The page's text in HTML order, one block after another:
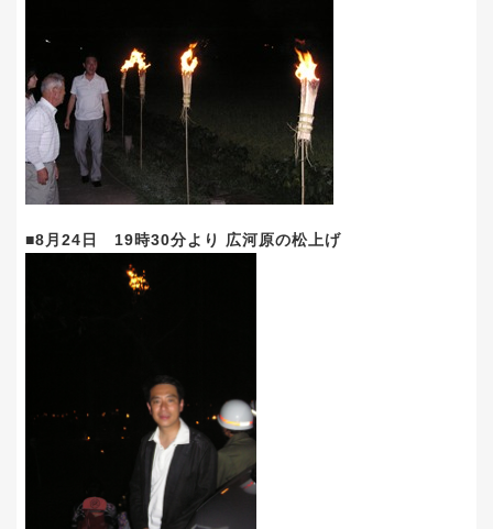
■8月24日 19時30分より 広河原の松上げ